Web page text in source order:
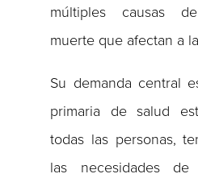
múltiples causas
muerte que afectan a
Su demanda central
primaria de salud
todas las personas,
las necesidades